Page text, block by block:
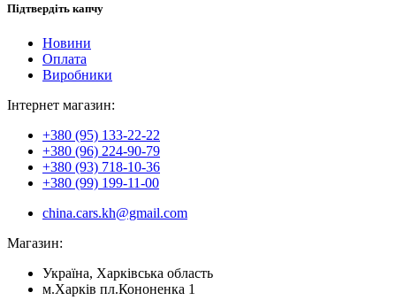
Підтвердіть капчу
Новини
Оплата
Виробники
Інтернет магазин:
+380 (95) 133-22-22
+380 (96) 224-90-79
+380 (93) 718-10-36
+380 (99) 199-11-00
china.cars.kh@gmail.com
Магазин:
Україна, Харківська область
м.Харків пл.Кононенка 1